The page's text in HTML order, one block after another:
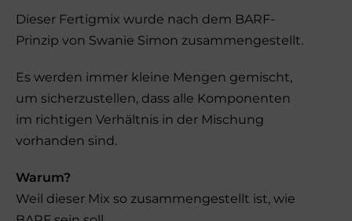
Dieser Fertigmix wurde nach dem BARF-
Prinzip von Swanie Simon zusammengestellt.
Es werden immer kleine Mengen gemischt,
um sicherzustellen, dass alle Komponenten
im richtigen Verhältnis in der Mischung
vorhanden sind.
Warum?
Weil dieser Mix so zusammengestellt ist, wie